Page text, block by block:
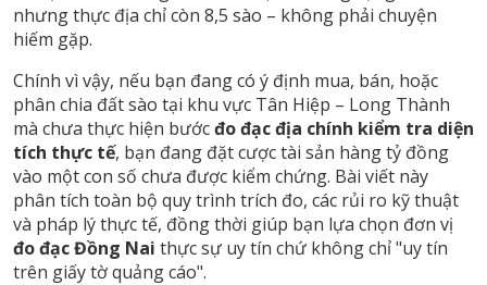
nhưng thực địa chỉ còn 8,5 sào – không phải chuyện
hiếm gặp.
Chính vì vậy, nếu bạn đang có ý định mua, bán, hoặc
phân chia đất sào tại khu vực Tân Hiệp – Long Thành
mà chưa thực hiện bướcđo đạc địa chính kiểm tra diện
tích thực tế, bạn đang đặt cược tài sản hàng tỷ đồng
vào một con số chưa được kiểm chứng. Bài viết này
phân tích toàn bộ quy trình trích đo, các rủi ro kỹ thuật
và pháp lý thực tế, đồng thời giúp bạn lựa chọn đơn vị
đo đạc Đồng Nai thực sự uy tín chứ không chỉ "uy tín
trên giấy tờ quảng cáo".